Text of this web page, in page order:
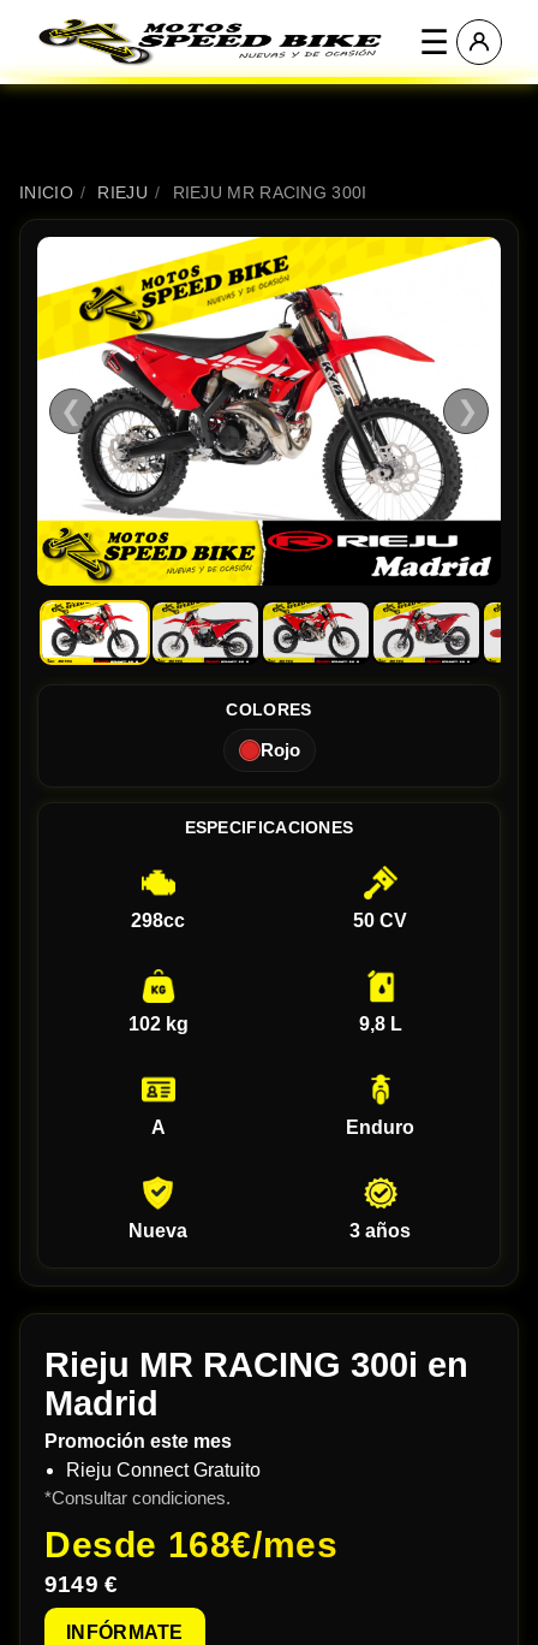
☰
INICIO / RIEJU / RIEJU MR RACING 300I
❮ ❯
COLORES
Rojo
ESPECIFICACIONES
298cc 50 CV
102 kg 9,8 L
A Enduro
Nueva 3 años
Rieju MR RACING 300i en
Madrid
Promoción este mes
Rieju Connect Gratuito
*Consultar condiciones.
Desde 168€/mes
9149 €
INFÓRMATE